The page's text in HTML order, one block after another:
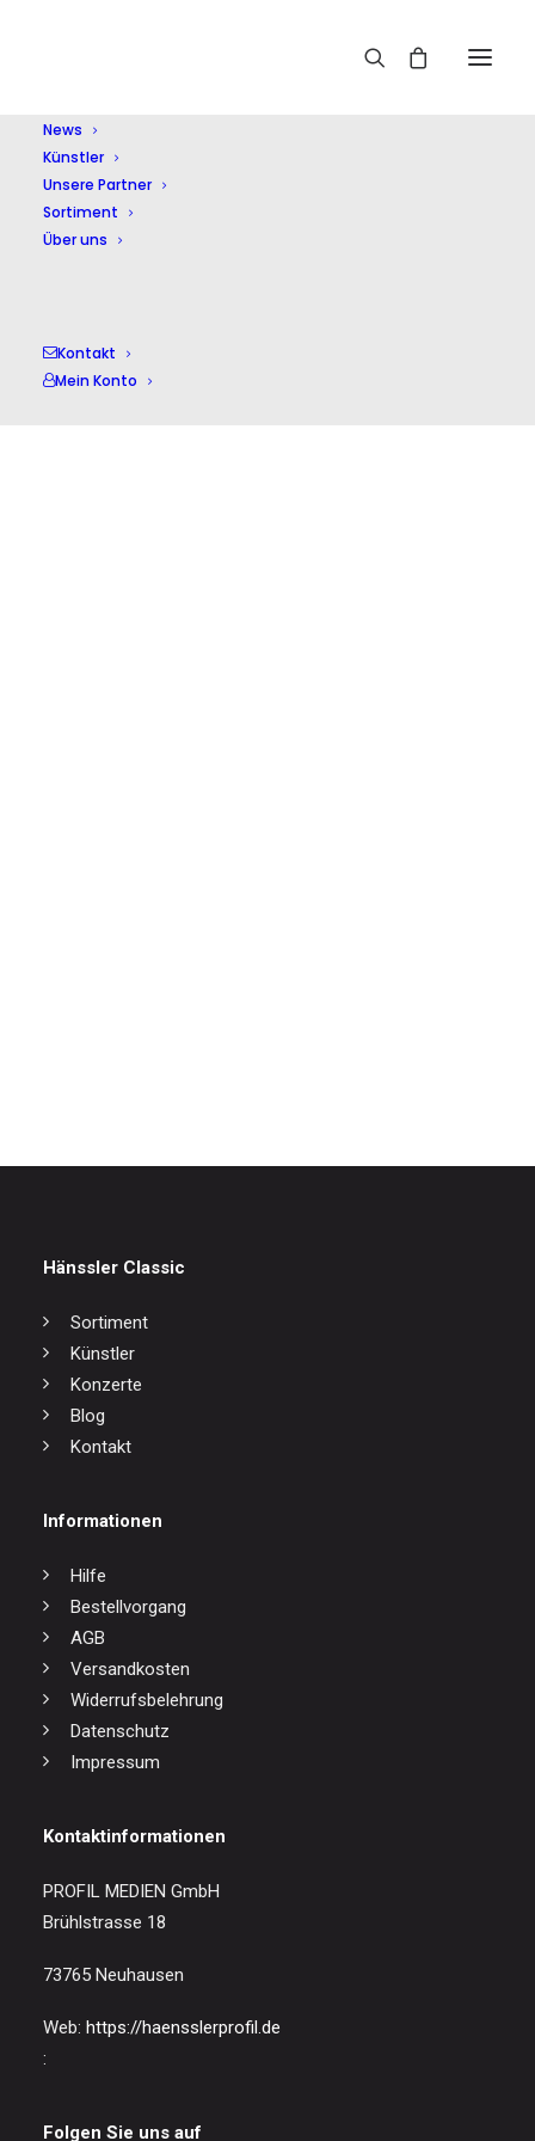
News
Künstler
Unsere Partner
Sortiment
Über uns
Kontakt
Mein Konto
Hänssler Classic
Sortiment
Künstler
Konzerte
Blog
Kontakt
Informationen
Hilfe
Bestellvorgang
AGB
Versandkosten
Widerrufsbelehrung
Datenschutz
Impressum
Kontaktinformationen
PROFIL MEDIEN GmbH
Brühlstrasse 18
73765 Neuhausen
Web: https://haensslerprofil.de
:
Folgen Sie uns auf